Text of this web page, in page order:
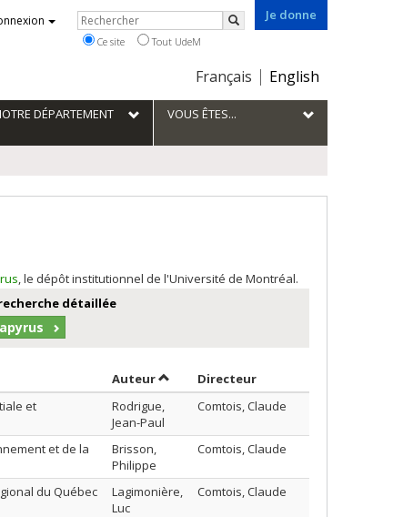
Je donne
Choix
la
langue
Français English
Rechercher
Rechercher
Ce site Tout UdeM
DÉPARTEMENT VOUS ÊTES...
, le dépôt institutionnel de l'Université de Montréal.
détaillée
AuteurTrier par auteur en ordre croissant
Directeur
et
Rodrigue,
Jean-Paul
Comtois, Claude
et de la
Brisson,
Philippe
Comtois, Claude
du Québec
Lagimonière,
Luc
Comtois, Claude